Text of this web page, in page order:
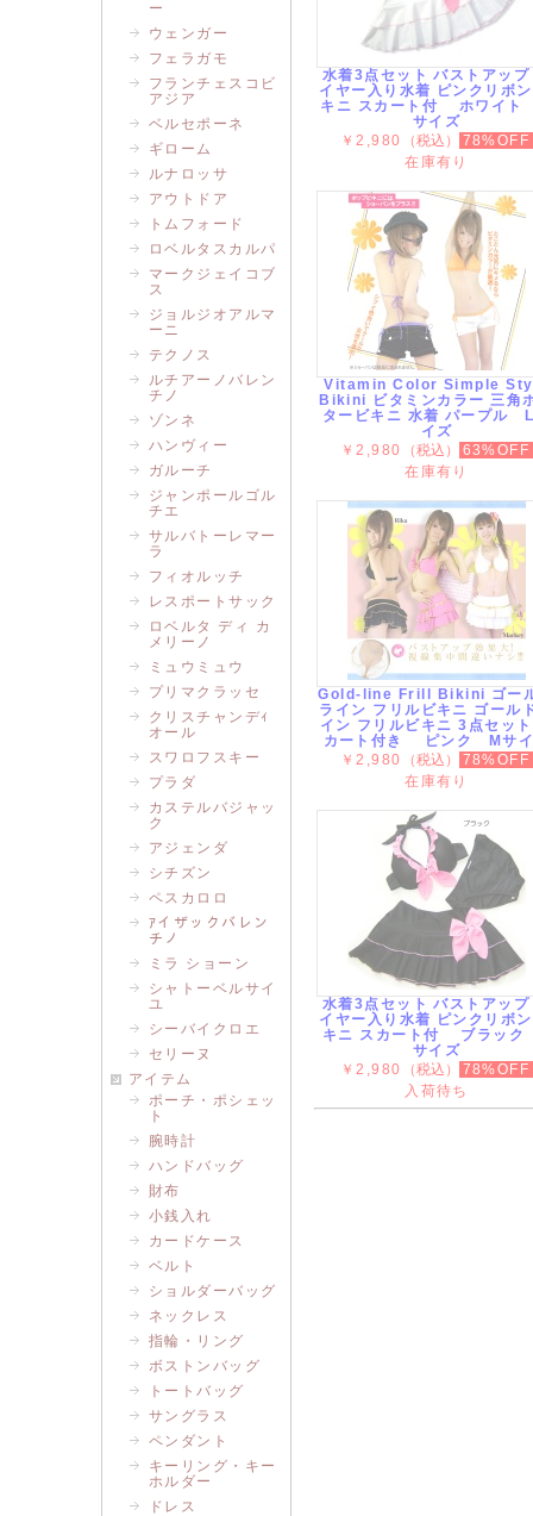
水着3点セット バストアッ
イヤー入り水着 ピンクリボ
キニ スカート付 ホワイ
サイズ
￥2,980
（税込）
78%OFF
在庫有り
Vitamin Color Simple
Bikini ビタミンカラー 三角
タービキニ 水着 パープル
イズ
￥2,980
（税込）
63%OFF
在庫有り
Gold-line Frill Bikini ゴー
ライン フリルビキニ ゴール
イン フリルビキニ 3点セッ
カート付き ピンク Mサ
￥2,980
（税込）
78%OFF
在庫有り
水着3点セット バストアッ
イヤー入り水着 ピンクリボ
キニ スカート付 ブラッ
サイズ
￥2,980
（税込）
78%OFF
入荷待ち
ー
ウェンガー
フェラガモ
フランチェスコビ
アジア
ベルセポーネ
ギローム
ルナロッサ
アウトドア
トムフォード
ロベルタスカルパ
マークジェイコブ
ス
ジョルジオアルマ
ーニ
テクノス
ルチアーノバレン
チノ
ゾンネ
ハンヴィー
ガルーチ
ジャンポールゴル
チエ
サルバトーレマー
ラ
フィオルッチ
レスポートサック
ロベルタ ディ カ
メリーノ
ミュウミュウ
プリマクラッセ
クリスチャンデｨ
オール
スワロフスキー
プラダ
カステルバジャッ
ク
アジェンダ
シチズン
ペスカロロ
ｱイザックバレン
チノ
ミラ ショーン
シャトーベルサイ
ユ
シーバイクロエ
セリーヌ
アイテム
ポーチ・ポシェッ
ト
腕時計
ハンドバッグ
財布
小銭入れ
カードケース
ベルト
ショルダーバッグ
ネックレス
指輪・リング
ボストンバッグ
トートバッグ
サングラス
ペンダント
キーリング・キー
ホルダー
ドレス